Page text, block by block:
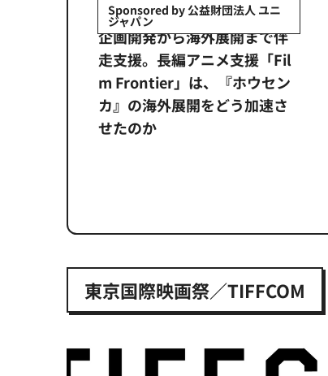
Sponsored by 公益財団法人 ユニ
ジャパン
企画開発から海外展開まで伴
走支援。長編アニメ支援「Fil
m Frontier」は、『ホウセン
カ』の海外展開をどう加速さ
せたのか
東京国際映画祭／TIFFCOM